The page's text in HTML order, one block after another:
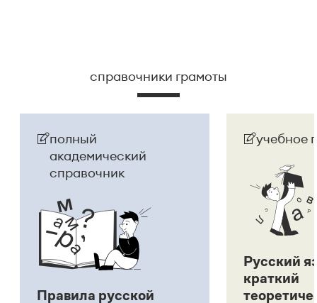
справочники грамоты
полный
академический
справочник
Правила русской
учебное
Русский
краткий